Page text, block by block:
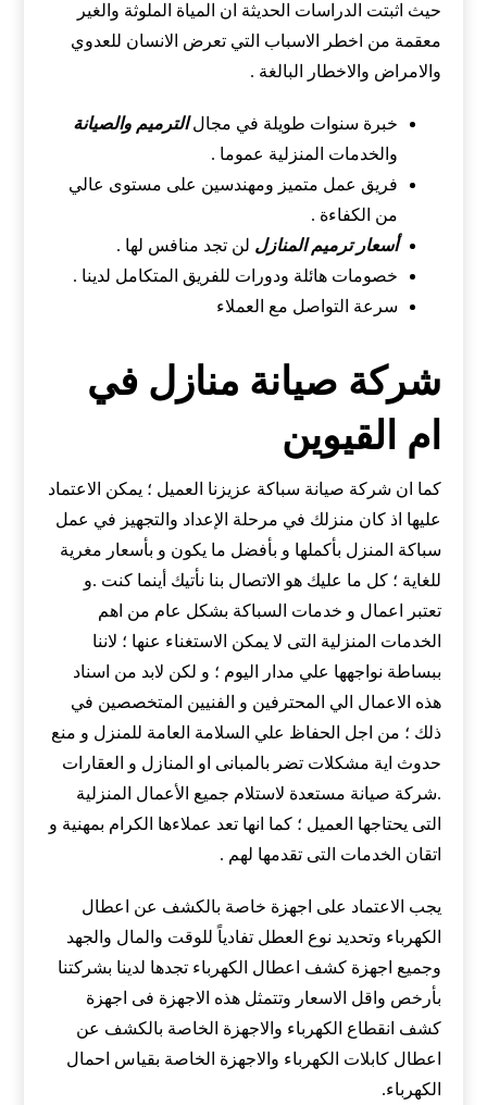
حيث اثبتت الدراسات الحديثة ان المياة الملوثة والغير
معقمة من اخطر الاسباب التي تعرض الانسان للعدوي
والامراض والاخطار البالغة .
خبرة سنوات طويلة في مجالالترميم والصيانة
والخدمات المنزلية عموما .
فريق عمل متميز ومهندسين على مستوى عالي
من الكفاءة .
أسعار ترميم المنازل لن تجد منافس لها .
خصومات هائلة ودورات للفريق المتكامل لدينا .
سرعة التواصل مع العملاء
شركة صيانة منازل في
ام القيوين
كما ان شركة صيانة سباكة عزيزنا العميل ؛ يمكن الاعتماد
عليها اذ كان منزلك في مرحلة الإعداد والتجهيز في عمل
سباكة المنزل بأكملها و بأفضل ما يكون و بأسعار مغرية
للغاية ؛ كل ما عليك هو الاتصال بنا نأتيك أينما كنت .و
تعتبر اعمال و خدمات السباكة بشكل عام من اهم
الخدمات المنزلية التى لا يمكن الاستغناء عنها ؛ لاننا
ببساطة نواجهها علي مدار اليوم ؛ و لكن لابد من اسناد
هذه الاعمال الي المحترفين و الفنيين المتخصصين في
ذلك ؛ من اجل الحفاظ علي السلامة العامة للمنزل و منع
حدوث اية مشكلات تضر بالمبانى او المنازل و العقارات
.شركة صيانة مستعدة لاستلام جميع الأعمال المنزلية
التى يحتاجها العميل ؛ كما انها تعد عملاءها الكرام بمهنية و
اتقان الخدمات التى تقدمها لهم .
يجب الاعتماد على اجهزة خاصة بالكشف عن اعطال
الكهرباء وتحديد نوع العطل تفادياً للوقت والمال والجهد
وجميع اجهزة كشف اعطال الكهرباء تجدها لدينا بشركتنا
بأرخص واقل الاسعار وتتمثل هذه الاجهزة فى اجهزة
كشف انقطاع الكهرباء والاجهزة الخاصة بالكشف عن
اعطال كابلات الكهرباء والاجهزة الخاصة بقياس احمال
الكهرباء.